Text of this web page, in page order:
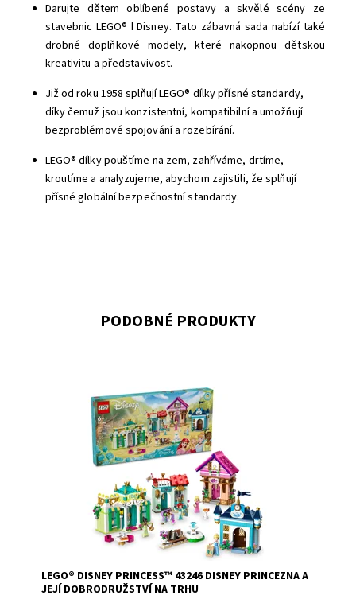
Darujte dětem oblíbené postavy a skvělé scény ze
stavebnic LEGO® ǀ Disney. Tato zábavná sada nabízí také
drobné doplňkové modely, které nakopnou dětskou
kreativitu a představivost.
Již od roku 1958 splňují LEGO® dílky přísné standardy,
díky čemuž jsou konzistentní, kompatibilní a umožňují
bezproblémové spojování a rozebírání.
LEGO® dílky pouštíme na zem, zahříváme, drtíme,
kroutíme a analyzujeme, abychom zajistili, že splňují
přísné globální bezpečnostní standardy.
PODOBNÉ PRODUKTY
Vydejte se na průzkum stavebnice se 4 Disney
princeznami
Dostupnost:
Skladem>3
11289
LEGO® DISNEY PRINCESS™ 43246 DISNEY PRINCEZNA A
JEJÍ DOBRODRUŽSTVÍ NA TRHU